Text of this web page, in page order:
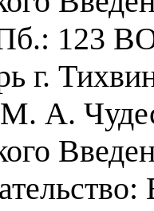
123
г.
А.
: